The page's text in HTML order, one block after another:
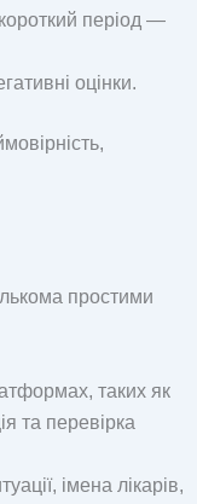
період —
оцінки.
простими
таких як
та перевірка
імена лікарів,